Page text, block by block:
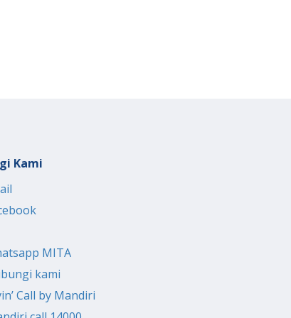
Kami
MITA
kami
Call by Mandiri